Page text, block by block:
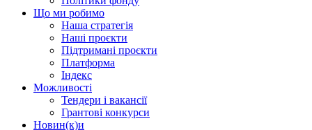
Що ми робимо
Наша стратегія
Наші проєкти
Підтримані проєкти
Платформа
Індекс
Можливості
Тендери і вакансії
Грантові конкурси
Новин(к)и